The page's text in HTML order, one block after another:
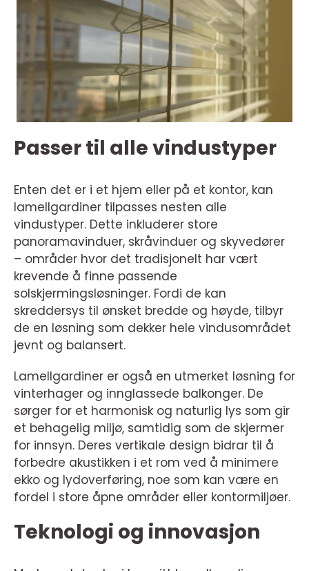
Passer til alle vindustyper
Enten det er i et hjem eller på et kontor, kan
lamellgardiner tilpasses nesten alle
vindustyper. Dette inkluderer store
panoramavinduer, skråvinduer og skyvedører
– områder hvor det tradisjonelt har vært
krevende å finne passende
solskjermingsløsninger. Fordi de kan
skreddersys til ønsket bredde og høyde, tilbyr
de en løsning som dekker hele vindusområdet
jevnt og balansert.
Lamellgardiner er også en utmerket løsning for
vinterhager og innglassede balkonger. De
sørger for et harmonisk og naturlig lys som gir
et behagelig miljø, samtidig som de skjermer
for innsyn. Deres vertikale design bidrar til å
forbedre akustikken i et rom ved å minimere
ekko og lydoverføring, noe som kan være en
fordel i store åpne områder eller kontormiljøer.
Teknologi og innovasjon